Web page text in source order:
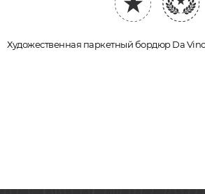
Художественная паркетный бордюр Da